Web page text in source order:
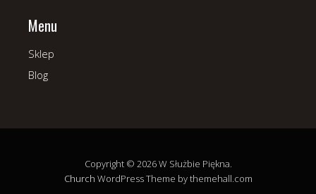
Menu
Sklep
Blog
Copyright © 2026 W Służbie Piękna.
Church WordPress Theme by themehall.com